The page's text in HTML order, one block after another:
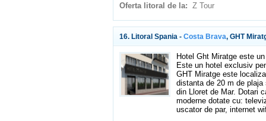
Oferta litoral de la: Z Tour
16. Litoral Spania - Costa Brava, GHT
Hotel Ght Miratge este
Este un hotel exclusiv
GHT Miratge este
distanta de 20 m de
din Lloret de Mar. Dotari
moderne dotate cu:
uscator de par, internet